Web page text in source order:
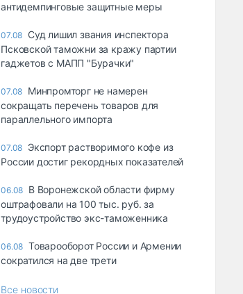
антидемпинговые защитные меры
07.08 Суд лишил звания инспектора
Псковской таможни за кражу партии
гаджетов с МАПП "Бурачки"
07.08 Минпромторг не намерен
сокращать перечень товаров для
параллельного импорта
07.08 Экспорт растворимого кофе из
России достиг рекордных показателей
06.08 В Воронежской области фирму
оштрафовали на 100 тыс. руб. за
трудоустройство экс-таможенника
06.08 Товарооборот России и Армении
сократился на две трети
Все новости